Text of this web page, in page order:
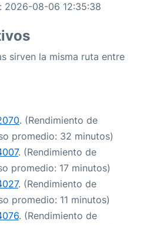
2026-08-06 12:35:38
sirven la misma ruta entre
. (Rendimiento de
promedio: 32 minutos)
. (Rendimiento de
promedio: 17 minutos)
. (Rendimiento de
promedio: 11 minutos)
. (Rendimiento de